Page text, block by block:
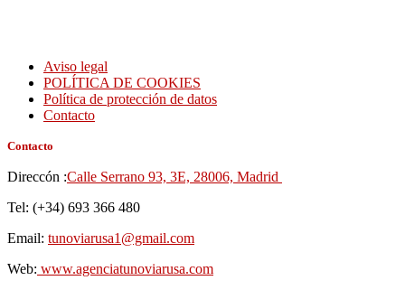
Aviso legal
POLÍTICA DE COOKIES
Política de protección de datos
Contacto
Contacto
Direccón :Calle Serrano 93, 3E, 28006, Madrid
Tel: (+34) 693 366 480
Email: tunoviarusa1@gmail.com
Web: www.agenciatunoviarusa.com